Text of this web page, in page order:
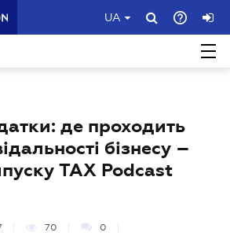
UA
де проходить
бізнесу –
TAX Podcast
70 0